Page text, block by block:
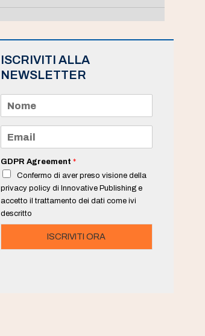
ISCRIVITI ALLA
NEWSLETTER
m
e
a
i
*
GDPR Agreement *
Confermo di aver preso visione della
privacy policy di Innovative Publishing e
accetto il trattamento dei dati come ivi
descritto
ISCRIVITI ORA